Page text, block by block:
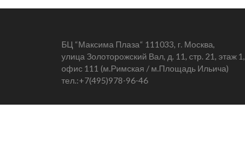
БЦ “Максима Плаза“ 111033, г. Москва,
улица Золоторожский Вал, д. 11, стр. 21, этаж 1,
офис 111 (м.Римская / м.Площадь Ильича)
тел.:+7(495)978-96-46